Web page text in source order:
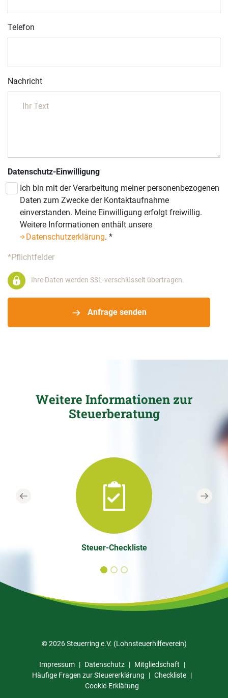
Telefon
Nachricht
Datenschutz-Einwilligung
Ich bin mit der Verarbeitung meiner personenbezogenen
Daten zum Zwecke der Kontaktaufnahme
einverstanden. Meine Einwilligung erfolgt freiwillig.
Weitere Informationen enthält unsere
Datenschutzerklärung. *
*Pflichtfelder
Anfrage senden
Ihre Daten werden SSL-verschlüsselt übertragen.
Weitere Informationen zur
Steuerberatung
Steuer-Checkliste
Previous Next
© 2026 Steuerring e.V. (Lohnsteuerhilfeverein)
Impressum Datenschutz
Mitgliedschaft
Häufige Fragen zur Steuererklärung
Checkliste
Cookie-Erklärung